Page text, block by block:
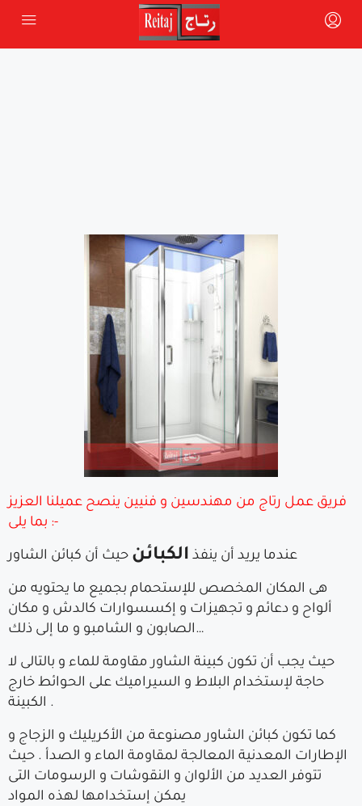
فريق عمل رتاج من مهندسين و فنيين ينصح عميلنا العزيز
بما يلى :-
عندما يريد أن ينفذ الكبائن حيث أن كبائن الشاور
هى المكان المخصص للإستحمام بجميع ما يحتويه من
ألواح و دعائم و تجهيزات و إكسسوارات كالدش و مكان
الصابون و الشامبو و ما إلى ذلك…
حيث يجب أن تكون كبينة الشاور مقاومة للماء و بالتالى لا
حاجة لإستخدام البلاط و السيراميك على الحوائط خارج
الكبينة .
كما تكون كبائن الشاور مصنوعة من الأكريليك و الزجاج و
الإطارات المعدنية المعالجة لمقاومة الماء و الصدأ . حيث
تتوفر العديد من الألوان و النقوشات و الرسومات التى
يمكن إستخدامها لهذه المواد